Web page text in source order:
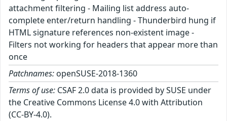
attachment filtering - Mailing list address auto-
complete enter/return handling - Thunderbird hung if
HTML signature references non-existent image -
Filters not working for headers that appear more than
once
Patchnames: openSUSE-2018-1360
Terms of use: CSAF 2.0 data is provided by SUSE under
the Creative Commons License 4.0 with Attribution
(CC-BY-4.0).